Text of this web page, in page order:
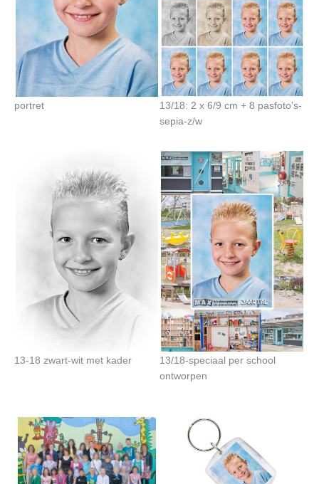
portret
13/18: 2 x 6/9 cm + 8 pasfoto's-
sepia-z/w
13-18 zwart-wit met kader
13/18-speciaal per school
ontworpen